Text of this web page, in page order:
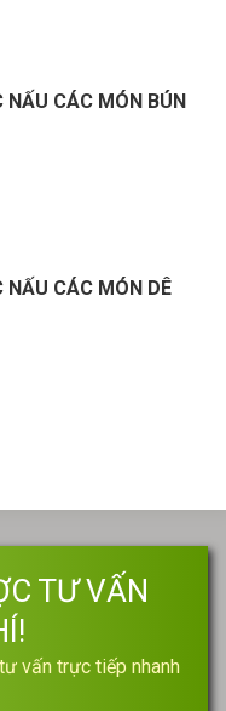
NẤU CÁC MÓN BÚN
NẤU CÁC MÓN DÊ
TƯ VẤN
vấn trực tiếp nhanh